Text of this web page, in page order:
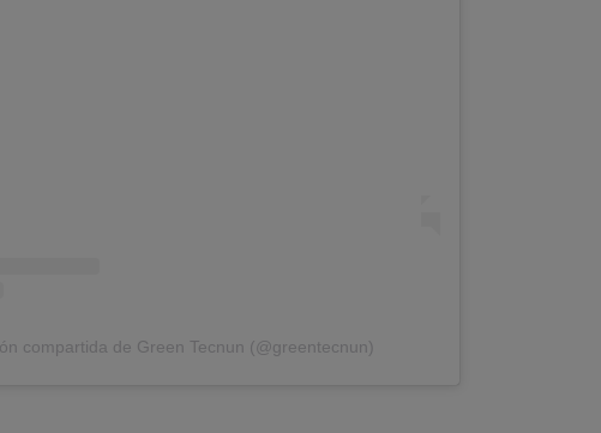
compartida de Green Tecnun (@greentecnun)